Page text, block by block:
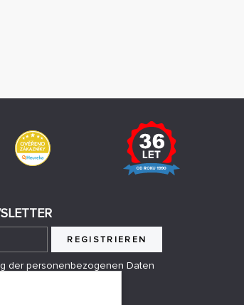
REGISTRIEREN
der personenbezogenen Daten